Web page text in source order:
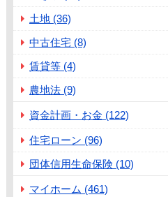
土地 (36)
中古住宅 (8)
賃貸等 (4)
農地法 (9)
資金計画・お金 (122)
住宅ローン (96)
団体信用生命保険 (10)
マイホーム (461)